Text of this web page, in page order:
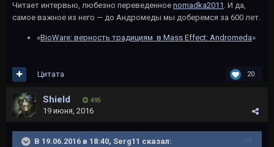
Читает интервью, любезно переведенное nomadka2011 . И да,
самое важное из него — до Андромеды мы доберемся за 600 лет.
«BioWare: верность традициям в Mass Effect: Andromeda»
20
Цитата
Shield 495
19 июня, 2016
В 19.06.2016 в 18:40, Serg11 сказал: